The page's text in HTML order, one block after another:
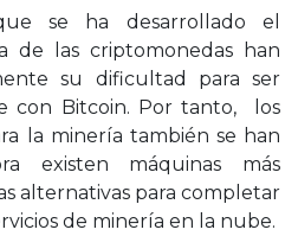
se ha desarrollado el
de las criptomonedas han
su dificultad para ser
con Bitcoin. Por tanto, los
la minería también se han
existen máquinas más
alternativas para completar
de minería en la nube.